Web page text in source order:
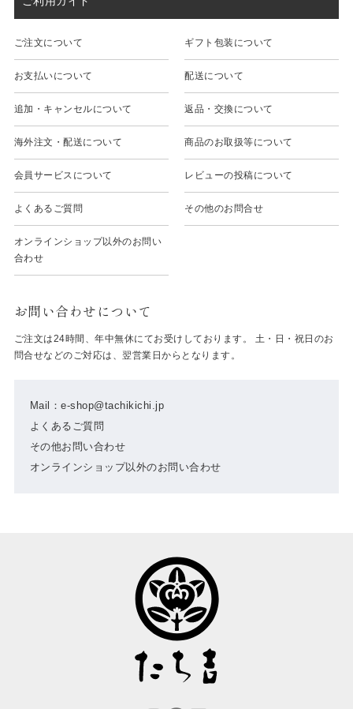
ご注文について ギフト包装について
お支払いについて 配送について
追加・キャンセルについて 返品・交換について
海外注文・配送について 商品のお取扱等について
会員サービスについて レビューの投稿について
よくあるご質問 その他のお問合せ
オンラインショップ以外のお問い
合わせ
お問い合わせについて
Mail：e-shop@tachikichi.jp
よくあるご質問
その他お問い合わせ
オンラインショップ以外のお問い合わせ
ご注文は24時間、年中無休にてお受けしております。 土・日・祝日のお
問合せなどのご対応は、翌営業日からとなります。